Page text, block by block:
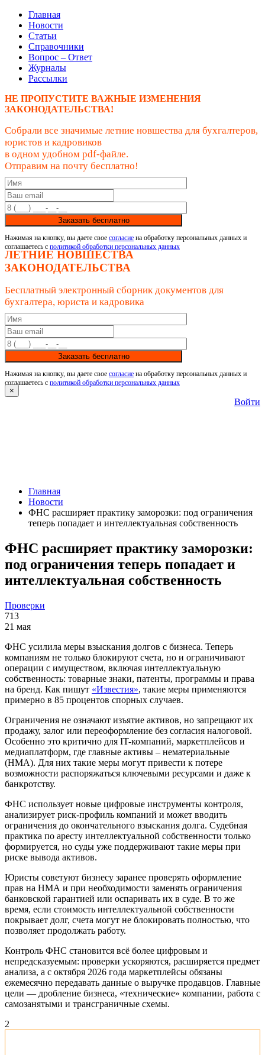
Главная
Новости
Статьи
Справочники
Вопрос – Ответ
Журналы
Рассылки
НЕ ПРОПУСТИТЕ ВАЖНЫЕ ИЗМЕНЕНИЯ
ЗАКОНОДАТЕЛЬСТВА!
Собрали все значимые летние новшества для бухгалтеров,
юристов и кадровиков
в одном удобном pdf-файле.
Отправим на почту бесплатно!
Заказать бесплатно
Нажимая на кнопку, вы даете свое согласие на обработку персональных данных и
соглашаетесь с политикой обработки персональных данных
ЛЕТНИЕ НОВШЕСТВА
ЗАКОНОДАТЕЛЬСТВА
Бесплатный электронный сборник документов для
бухгалтера, юриста и кадровика
Заказать бесплатно
Нажимая на кнопку, вы даете свое согласие на обработку персональных данных и
соглашаетесь с политикой обработки персональных данных
×
Войти
Главная
Новости
ФНС расширяет практику заморозки: под ограничения
теперь попадает и интеллектуальная собственность
ФНС расширяет практику заморозки:
под ограничения теперь попадает и
интеллектуальная собственность
Проверки
713
21 мая
ФНС усилила меры взыскания долгов с бизнеса. Теперь
компаниям не только блокируют счета, но и ограничивают
операции с имуществом, включая интеллектуальную
собственность: товарные знаки, патенты, программы и права
на бренд. Как пишут «Известия», такие меры применяются
примерно в 85 процентов спорных случаев.
Ограничения не означают изъятие активов, но запрещают их
продажу, залог или переоформление без согласия налоговой.
Особенно это критично для IT-компаний, маркетплейсов и
медиаплатформ, где главные активы – нематериальные
(НМА). Для них такие меры могут привести к потере
возможности распоряжаться ключевыми ресурсами и даже к
банкротству.
ФНС использует новые цифровые инструменты контроля,
анализирует риск-профиль компаний и может вводить
ограничения до окончательного взыскания долга. Судебная
практика по аресту интеллектуальной собственности только
формируется, но суды уже поддерживают такие меры при
риске вывода активов.
Юристы советуют бизнесу заранее проверять оформление
прав на НМА и при необходимости заменять ограничения
банковской гарантией или оспаривать их в суде. В то же
время, если стоимость интеллектуальной собственности
покрывает долг, счета могут не блокировать полностью, что
позволяет продолжать работу.
Контроль ФНС становится всё более цифровым и
непредсказуемым: проверки ускоряются, расширяется предмет
анализа, а с октября 2026 года маркетплейсы обязаны
ежемесячно передавать данные о выручке продавцов. Главные
цели — дробление бизнеса, «технические» компании, работа с
самозанятыми и трансграничные схемы.
2